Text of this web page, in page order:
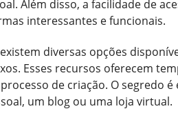
Além disso, a facilidade de
interessantes e funcionais.
diversas opções
Esses recursos oferecem
de criação. O segredo
um blog ou uma loja virtual.